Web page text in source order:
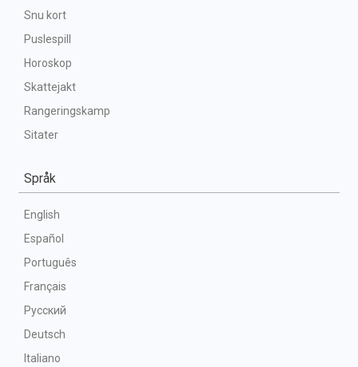
Snu kort
Puslespill
Horoskop
Skattejakt
Rangeringskamp
Sitater
Språk
English
Español
Português
Français
Русский
Deutsch
Italiano